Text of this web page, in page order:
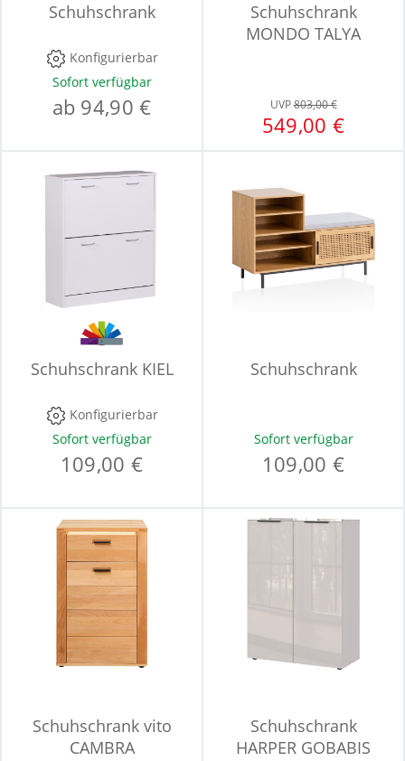
Schuhschrank
Konfigurierbar
Sofort verfügbar
ab 94,90 €
Schuhschrank
MONDO TALYA
UVP803,00 €
549,00 €
Schuhschrank KIEL
Konfigurierbar
Sofort verfügbar
109,00 €
Schuhschrank
Sofort verfügbar
109,00 €
Schuhschrank vito
CAMBRA
Schuhschrank
HARPER GOBABIS